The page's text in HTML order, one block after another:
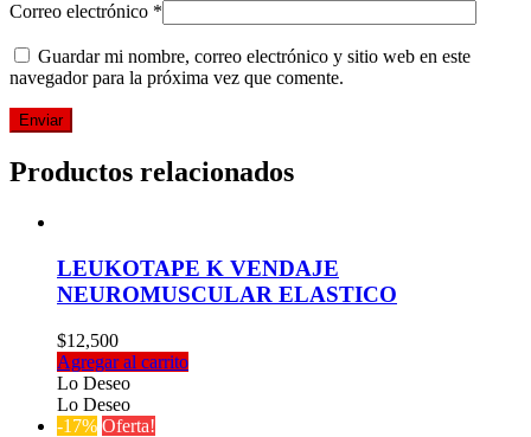
Correo electrónico *
Guardar mi nombre, correo electrónico y sitio web en este
navegador para la próxima vez que comente.
Productos relacionados
LEUKOTAPE K VENDAJE
NEUROMUSCULAR ELASTICO
$12,500
Agregar al carrito
Lo Deseo
Lo Deseo
-17% Oferta!